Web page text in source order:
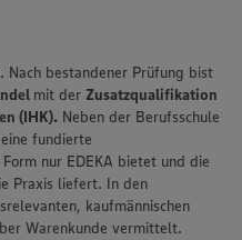
Nach bestandener Prüfung bist
mit der Zusatzqualifikation
(IHK). Neben der Berufsschule
fundierte
nur EDEKA bietet und die
Praxis liefert. In den
kaufmännischen
Warenkunde vermittelt.